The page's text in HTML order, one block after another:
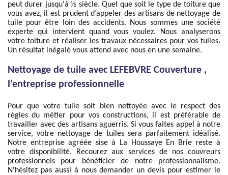
peut durer jusqu'à ½ siècle. Quel que soit le type de toiture que
vous avez, il est prudent d’appeler des artisans de nettoyage de
tuile pour être loin des accidents. Nous sommes une société
experte qui intervient quand vous voulez. Nous analyserons
votre toiture et réaliser les travaux nécessaires pour vos tuiles.
Un résultat inégalé vous attend avec nous en une semaine.
Nettoyage de tuile avec LEFEBVRE Couverture ,
l’entreprise professionnelle
Pour que votre tuile soit bien nettoyée avec le respect des
règles du métier pour vos constructions, il est préférable de
travailler avec des artisans aguerris. Si vous faites appel à notre
service, votre nettoyage de tuiles sera parfaitement idéalisé.
Notre entreprise agréée sise à La Houssaye En Brie reste à
votre disponibilité. Recourez aux services de nos couvreurs
professionnels pour bénéficier de notre professionnalisme.
N'hésitez pas aussi à nous demander un devis pour estimer le